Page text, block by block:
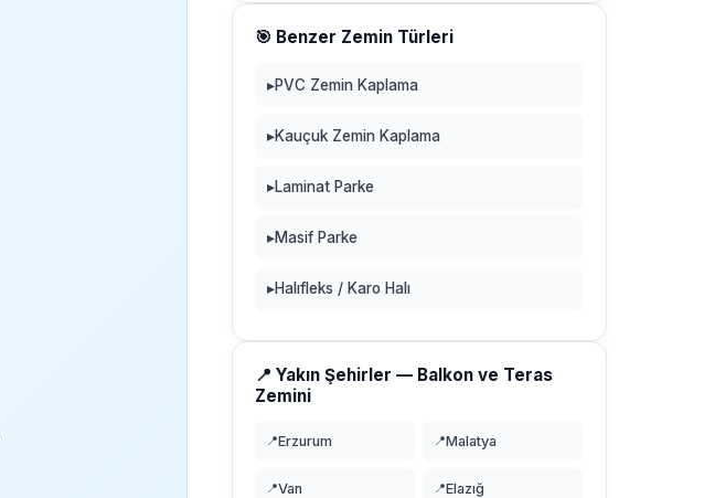
🎯 Benzer Zemin Türleri
▸PVC Zemin Kaplama
▸Kauçuk Zemin Kaplama
▸Laminat Parke
▸Masif Parke
▸Halıfleks / Karo Halı
📍 Yakın Şehirler — Balkon ve Teras
Zemini
📍Erzurum 📍Malatya
📍Van 📍Elazığ